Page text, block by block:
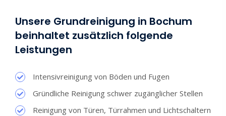
Unsere Grundreinigung in Bochum
beinhaltet zusätzlich folgende
Leistungen
Intensivreinigung von Böden und Fugen
Gründliche Reinigung schwer zugänglicher Stellen
Reinigung von Türen, Türrahmen und Lichtschaltern